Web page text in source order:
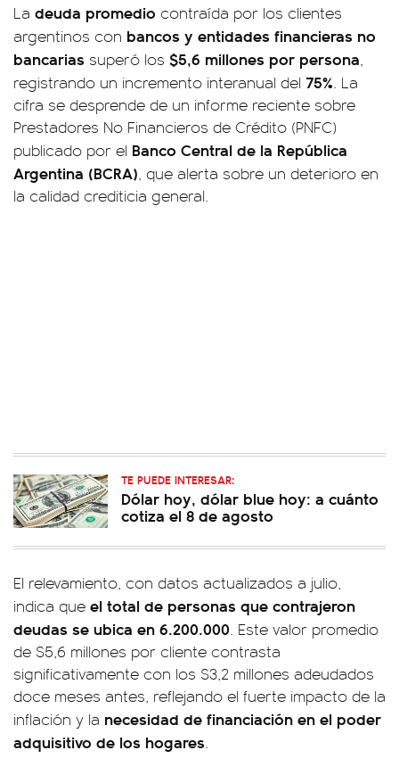
La deuda promedio contraída por los clientes
argentinos con bancos y entidades financieras no
bancarias superó los $5,6 millones por persona,
registrando un incremento interanual del 75%. La
cifra se desprende de un informe reciente sobre
Prestadores No Financieros de Crédito (PNFC)
publicado por el Banco Central de la República
Argentina (BCRA), que alerta sobre un deterioro en
la calidad crediticia general.
TE PUEDE INTERESAR:
Dólar hoy, dólar blue hoy: a cuánto
cotiza el 8 de agosto
El relevamiento, con datos actualizados a julio,
indica que el total de personas que contrajeron
deudas se ubica en 6.200.000. Este valor promedio
de $5,6 millones por cliente contrasta
significativamente con los $3,2 millones adeudados
doce meses antes, reflejando el fuerte impacto de la
inflación y la necesidad de financiación en el poder
adquisitivo de los hogares.